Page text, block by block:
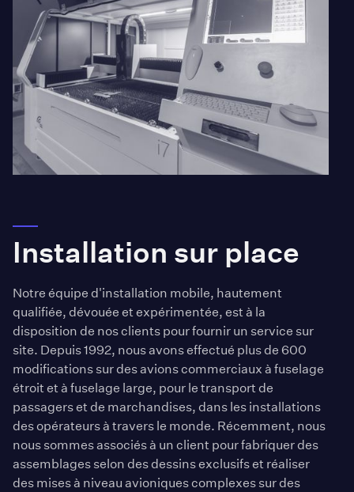
Installation sur place
Notre équipe d'installation mobile, hautement
qualifiée, dévouée et expérimentée, est à la
disposition de nos clients pour fournir un service sur
site. Depuis 1992, nous avons effectué plus de 600
modifications sur des avions commerciaux à fuselage
étroit et à fuselage large, pour le transport de
passagers et de marchandises, dans les installations
des opérateurs à travers le monde. Récemment, nous
nous sommes associés à un client pour fabriquer des
assemblages selon des dessins exclusifs et réaliser
des mises à niveau avioniques complexes sur des